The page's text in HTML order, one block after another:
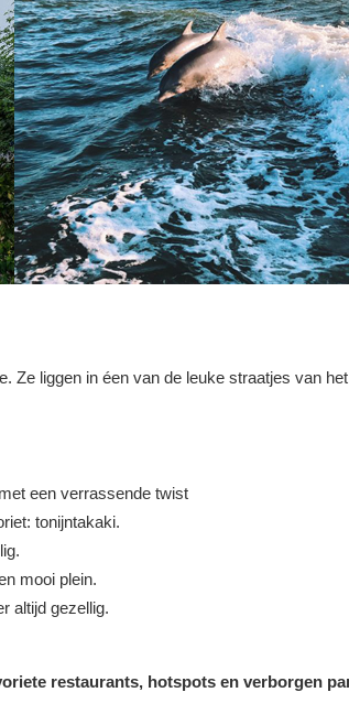
Ze liggen in éen van de leuke straatjes van
een verrassende twist
tonijntakaki.
mooi plein.
altijd gezellig.
restaurants, hotspots en verborgen